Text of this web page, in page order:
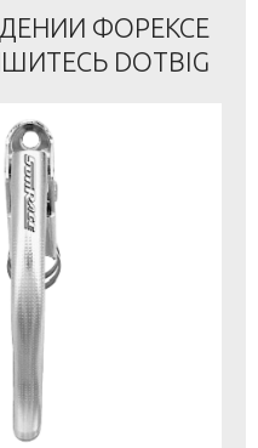
ФОРЕКСЕ
DOTBIG